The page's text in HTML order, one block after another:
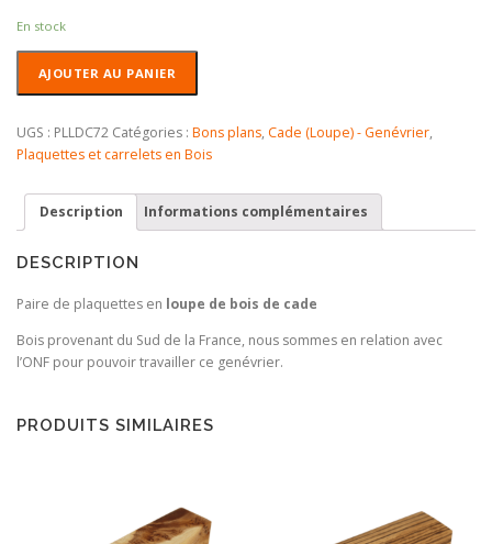
En stock
en
Loupe
Bois
Cade
Qualité
AJOUTER AU PANIER
UGS : PLLDC72 Catégories : Bons plans, Cade (Loupe) - Genévrier,
Plaquettes et carrelets en Bois
Description Informations complémentaires
DESCRIPTION
Paire de plaquettes en loupe de bois de cade
Bois provenant du Sud de la France, nous sommes en relation avec
l’ONF pour pouvoir travailler ce genévrier.
PRODUITS SIMILAIRES